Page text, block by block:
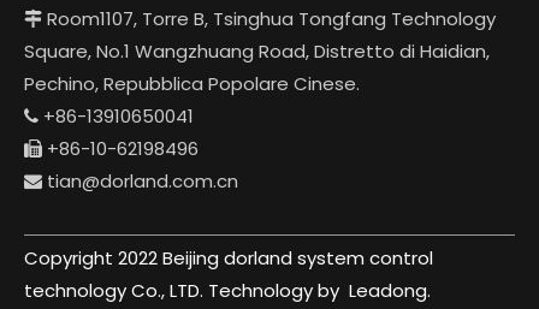
 Room1107, Torre B, Tsinghua Tongfang Technology
Square, No.1 Wangzhuang Road, Distretto di Haidian,
Pechino, Repubblica Popolare Cinese.
 +86-13910650041
 +86-10-62198496
 tian@dorland.com.cn
Copyright 2022 Beijing dorland system control
technology Co., LTD. Technology by Leadong.